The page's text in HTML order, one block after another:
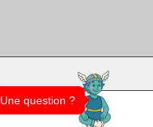
Une question ?